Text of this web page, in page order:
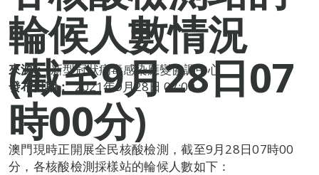
輪候人數情況
(截至9月28日07
時00分)
來源： 新型冠狀病毒感染應變協調中心
發布日期： 2021年9月28日 07:00
澳門現時正開展全民核酸檢測，截至9月28日07時00
分，各核酸檢測採樣站的輪候人數如下：